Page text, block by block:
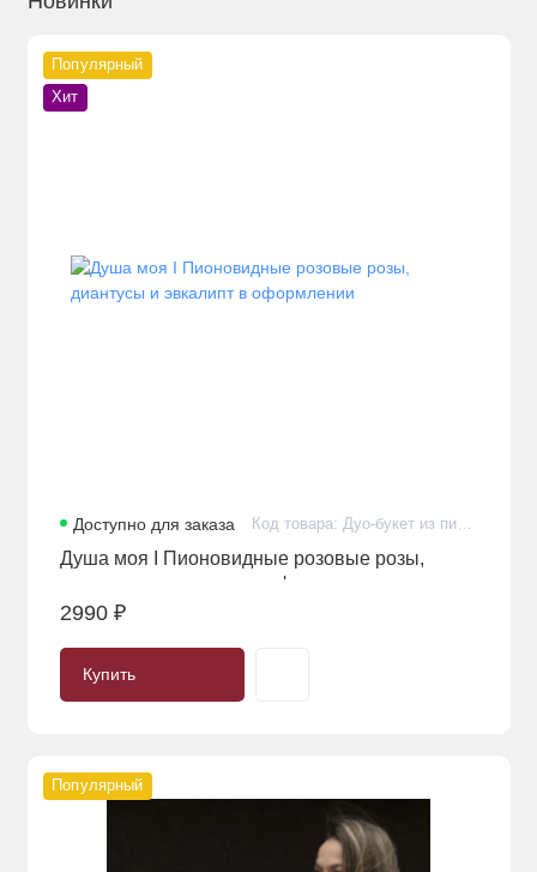
Популярный
Хит
Доступно для заказа Код товара: Дуо-букет из пионовидных розовых роз, диантусов и эвкалипта в оформлении
Душа моя I Пионовидные розовые розы,
диантусы и эвкалипт в оформлении
2990 ₽
Купить
Популярный